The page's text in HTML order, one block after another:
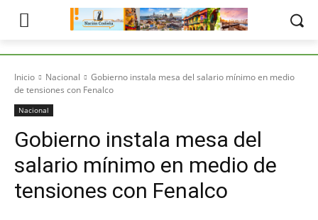
Inicio Nacional
Gobierno instala mesa del salario mínimo en medio
de tensiones con Fenalco
Nacional
Gobierno instala mesa del
salario mínimo en medio de
tensiones con Fenalco